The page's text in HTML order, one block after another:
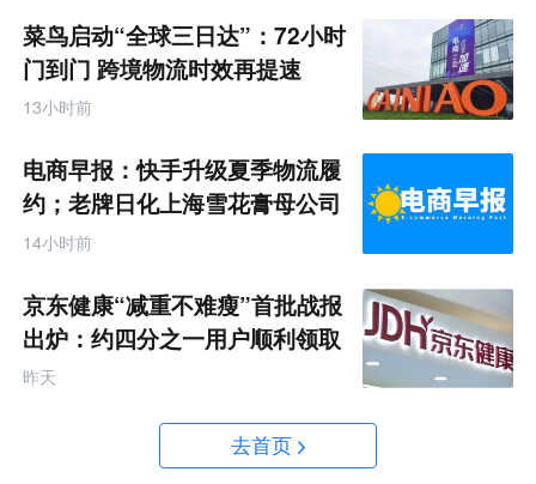
菜鸟启动“全球三日达”：72小时
门到门 跨境物流时效再提速
13小时前
电商早报：快手升级夏季物流履
约；老牌日化上海雪花膏母公司
破产
14小时前
京东健康“减重不难瘦”首批战报
出炉：约四分之一用户顺利领取
200元挑战金
昨天
去首页